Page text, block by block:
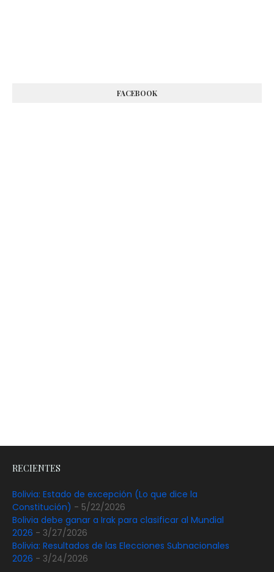
FACEBOOK
RECIENTES
Bolivia: Estado de excepción (Lo que dice la
Constitución) - 5/22/2026
Bolivia debe ganar a Irak para clasificar al Mundial
2026 - 3/27/2026
Bolivia: Resultados de las Elecciones Subnacionales
2026 - 3/24/2026